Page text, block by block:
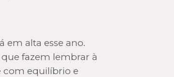
em alta esse ano.
fazem lembrar à
com equilíbrio e